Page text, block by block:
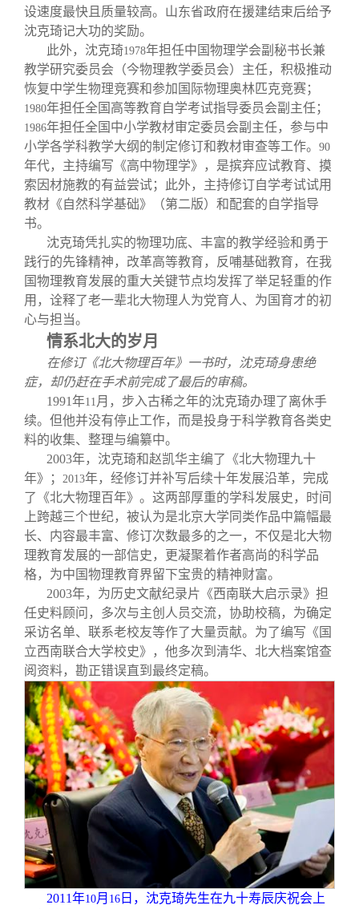
设速度最快且质量较高。山东省政府在援建结束后给予
沈克琦记大功的奖励。
此外，沈克琦1978年担任中国物理学会副秘书长兼
教学研究委员会（今物理教学委员会）主任，积极推动
恢复中学生物理竞赛和参加国际物理奥林匹克竞赛；
1980年担任全国高等教育自学考试指导委员会副主任；
1986年担任全国中小学教材审定委员会副主任，参与中
小学各学科教学大纲的制定修订和教材审查等工作。 90
年代，主持编写《高中物理学》，是摈弃应试教育、摸
索因材施教的有益尝试；此外，主持修订自学考试试用
教材《自然科学基础》（第二版）和配套的自学指导
书。
沈克琦凭扎实的物理功底、丰富的教学经验和勇于
践行的先锋精神，改革高等教育，反哺基础教育，在我
国物理教育发展的重大关键节点均发挥了举足轻重的作
用，诠释了老一辈北大物理人为党育人、为国育才的初
心与担当。
情系北大的岁月
在修订《北大物理百年》一书时，沈克琦身患绝
症，却仍赶在手术前完成了最后的审稿。
1991年11月，步入古稀之年的沈克琦办理了离休手
续。但他并没有停止工作，而是投身于科学教育各类史
料的收集、整理与编纂中。
2003年，沈克琦和赵凯华主编了《北大物理九十
年》； 2013年，经修订并补写后续十年发展沿革，完成
了《北大物理百年》。这两部厚重的学科发展史，时间
上跨越三个世纪，被认为是北京大学同类作品中篇幅最
长、内容最丰富、修订次数最多的之一，不仅是北大物
理教育发展的一部信史，更凝聚着作者高尚的科学品
格，为中国物理教育界留下宝贵的精神财富。
2003年，为历史文献纪录片《西南联大启示录》担
任史料顾问，多次与主创人员交流，协助校稿，为确定
采访名单、联系老校友等作了大量贡献。为了编写《国
立西南联合大学校史》，他多次到清华、北大档案馆查
阅资料，勘正错误直到最终定稿。
2011年10月 16 日，沈克琦先生在九十寿辰庆祝会上